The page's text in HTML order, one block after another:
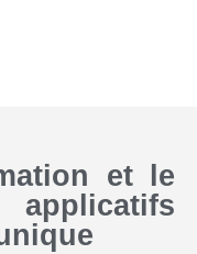
et le